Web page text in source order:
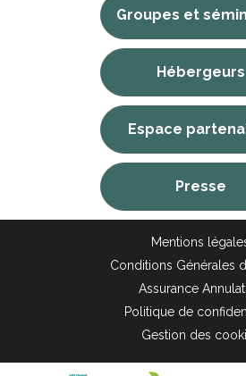
Groupes et
Hébergeurs
Espace
Presse
Mentions
Conditions Générales
Assurance
Politique de
Gestion des